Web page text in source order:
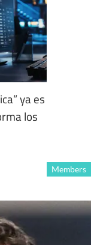
ya es
los
Members